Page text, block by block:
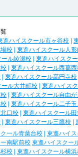
進ハイスクール市ヶ谷校
校
東進ハイスクール人
ル綾瀬校 東進ハイスク
東進ハイスクール西葛
東進ハイスクール高円寺校
ル大井町校 東進ハイス
東進ハイスクール自由
東進ハイスクール二子
口校
東進ハイスクール
東進ハイスクール三鷹校
ール青葉台校 東進ハイ
南駅前校 東進ハイスクー
校
東進ハイスクール横